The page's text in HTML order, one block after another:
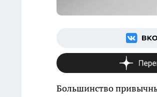
Большинство